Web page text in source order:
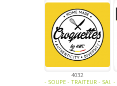
4032
- SOUPE - TRAITEUR -
-